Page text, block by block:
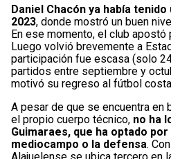
Daniel Chacón ya había
2023, donde mostró un buen
En ese momento, el club apostó
Luego volvió brevemente a
participación fue escasa (solo
partidos entre septiembre y
motivó su regreso al fútbol
A pesar de que se encuentra en
el propio cuerpo técnico, no ha
Guimaraes, que ha optado
mediocampo o la defensa.